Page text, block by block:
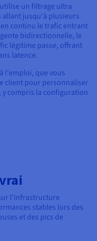
un filtrage ultra
allant jusqu'à plusieurs
continu le trafic entrant
bidirectionnelle, le
légitime passe, offrant
latence.
l'emploi, que vous
client pour personnaliser
compris la configuration
l'infrastructure
stables lors des
et des pics de